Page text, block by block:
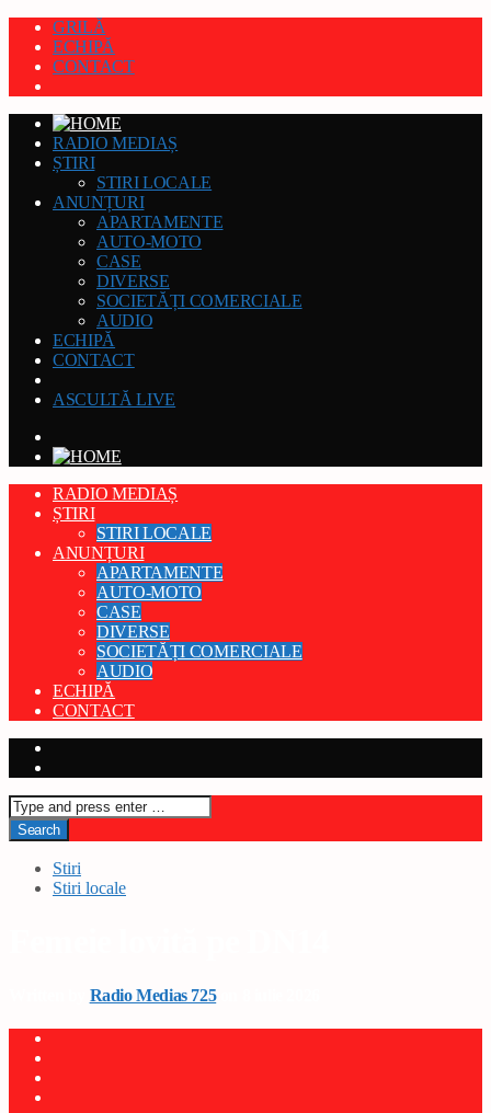
GRILĂ
ECHIPĂ
CONTACT
RADIO MEDIAȘ
ȘTIRI
STIRI LOCALE
ANUNȚURI
APARTAMENTE
AUTO-MOTO
CASE
DIVERSE
SOCIETĂȚI COMERCIALE
AUDIO
ECHIPĂ
CONTACT
ASCULTĂ LIVE
RADIO MEDIAȘ
ȘTIRI
STIRI LOCALE
ANUNȚURI
APARTAMENTE
AUTO-MOTO
CASE
DIVERSE
SOCIETĂȚI COMERCIALE
AUDIO
ECHIPĂ
CONTACT
Stiri
Stiri locale
Radio Medias 725on 8 iulie 2026